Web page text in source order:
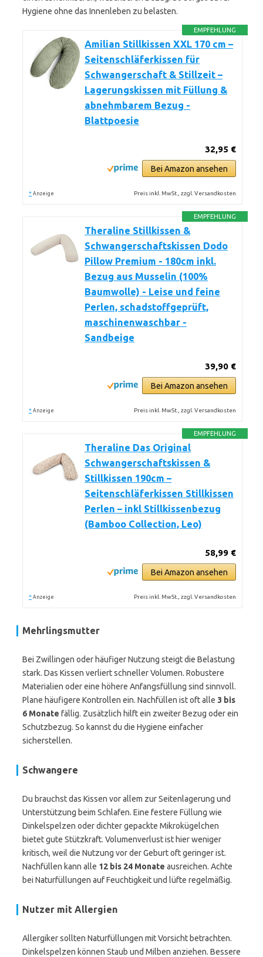
Hygiene ohne das Innenleben zu belasten.
EMPFEHLUNG
Amilian Stillkissen XXL 170 cm –
Seitenschläferkissen für
Schwangerschaft & Stillzeit –
Lagerungskissen mit Füllung &
abnehmbarem Bezug -
Blattpoesie
32,95 €
Bei Amazon ansehen
* Anzeige Preis inkl. MwSt., zzgl. Versandkosten
EMPFEHLUNG
Theraline Stillkissen &
Schwangerschaftskissen Dodo
Pillow Premium - 180cm inkl.
Bezug aus Musselin (100%
Baumwolle) - Leise und feine
Perlen, schadstoffgeprüft,
maschinenwaschbar -
Sandbeige
39,90 €
Bei Amazon ansehen
* Anzeige Preis inkl. MwSt., zzgl. Versandkosten
EMPFEHLUNG
Theraline Das Original
Schwangerschaftskissen &
Stillkissen 190cm –
Seitenschläferkissen Stillkissen
Perlen – inkl Stillkissenbezug
(Bamboo Collection, Leo)
58,99 €
Bei Amazon ansehen
* Anzeige Preis inkl. MwSt., zzgl. Versandkosten
Mehrlingsmutter
Bei Zwillingen oder häufiger Nutzung steigt die Belastung
stark. Das Kissen verliert schneller Volumen. Robustere
Materialien oder eine höhere Anfangsfüllung sind sinnvoll.
Plane häufigere Kontrollen ein. Nachfüllen ist oft alle 3 bis
6 Monate fällig. Zusätzlich hilft ein zweiter Bezug oder ein
Schutzbezug. So kannst du die Hygiene einfacher
sicherstellen.
Schwangere
Du brauchst das Kissen vor allem zur Seitenlagerung und
Unterstützung beim Schlafen. Eine festere Füllung wie
Dinkelspelzen oder dichter gepackte Mikrokügelchen
bietet gute Stützkraft. Volumenverlust ist hier weniger
kritisch, weil die Nutzung vor der Geburt oft geringer ist.
Nachfüllen kann alle 12 bis 24 Monate ausreichen. Achte
bei Naturfüllungen auf Feuchtigkeit und lüfte regelmäßig.
Nutzer mit Allergien
Allergiker sollten Naturfüllungen mit Vorsicht betrachten.
Dinkelspelzen können Staub und Milben anziehen. Bessere